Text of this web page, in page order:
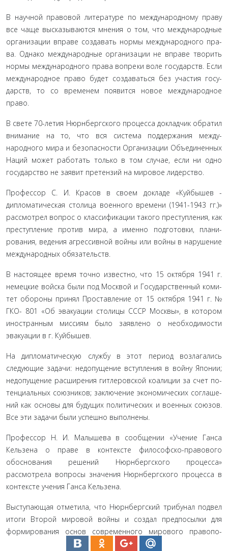
В научной правовой литературе по международному пра­ву
все чаще высказываются мнения о том, что международные
организации вправе создавать нормы международного пра­
ва. Однако международные организации не вправе творить
нормы международного права вопреки воле государств. Если
международное право будет создаваться без участия госу­
дарств, то со временем появится новое международное
право.
В свете 70-летия Нюрнбергского процесса докладчик об­ратил
внимание на то, что вся система поддержания между­
народного мира и безопасности Организации Объединенных
Наций может работать только в том случае, если ни одно
госу­дарство не заявит претензий на мировое лидерство.
Профессор С. И. Красов в своем докладе «Куйбышев -
дипломатическая столица военного времени (1941-1943 гг.)»
рассмотрел вопрос о классификации такого преступления, как
преступление против мира, а именно подготовки, плани­
рования, ведения агрессивной войны или войны в нарушение
международных обязательств.
В настоящее время точно известно, что 15 октября 1941 г.
немецкие войска были под Москвой и Государственный коми­
тет обороны принял Проставление от 15 октября 1941 г. №
ГКО- 801 «Об эвакуации столицы СССР Москвы», в котором
ино­странным миссиям было заявлено о необходимости
эвакуации в г. Куйбышев.
На дипломатическую службу в этот период возлагались
следующие задачи: недопущение вступления в войну Японии;
недопущение расширения гитлеровской коалиции за счет по­
тенциальных союзников; заключение экономических соглаше­
ний как основы для будущих политических и военных союзов.
Все эти задачи были успешно выполнены.
Профессор Н. И. Малышева в сообщении «Учение Ганса
Кельзена о праве в контексте философско-правового
обоснова­ния решений Нюрнбергского процесса»
рассмотрела вопросы значения Нюрнбергского процесса в
контексте учения Ганса Кельзена.
Выступающая отметила, что Нюрнбергский трибунал подвел
итоги Второй мировой войны и создал предпосылки для
формирования основ современного мирового правопо­